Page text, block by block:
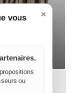
×
vous
ou